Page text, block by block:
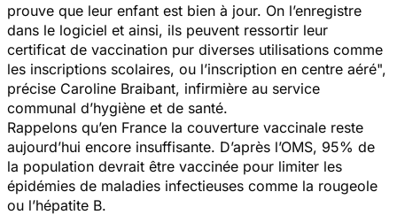
prouve que leur enfant est bien à jour. On l’enregistre
dans le logiciel et ainsi, ils peuvent ressortir leur
certificat de vaccination pur diverses utilisations comme
les inscriptions scolaires, ou l’inscription en centre aéré",
précise Caroline Braibant, infirmière au service
communal d’hygiène et de santé.
Rappelons qu’en France la couverture vaccinale reste
aujourd’hui encore insuffisante. D’après l’OMS, 95% de
la population devrait être vaccinée pour limiter les
épidémies de maladies infectieuses comme la rougeole
ou l’hépatite B.